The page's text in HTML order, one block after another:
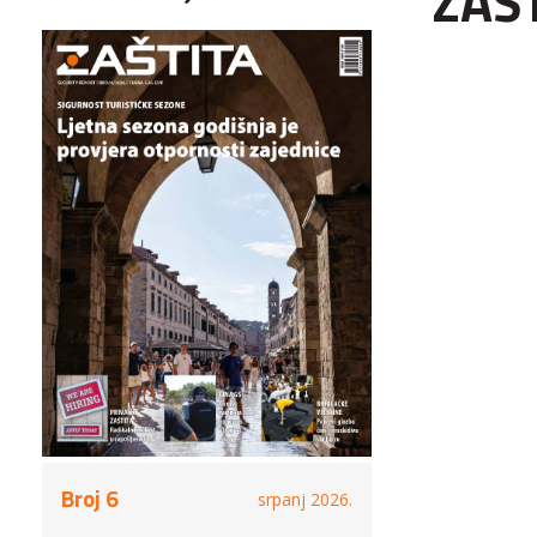
Broj 6 srpanj 2026.